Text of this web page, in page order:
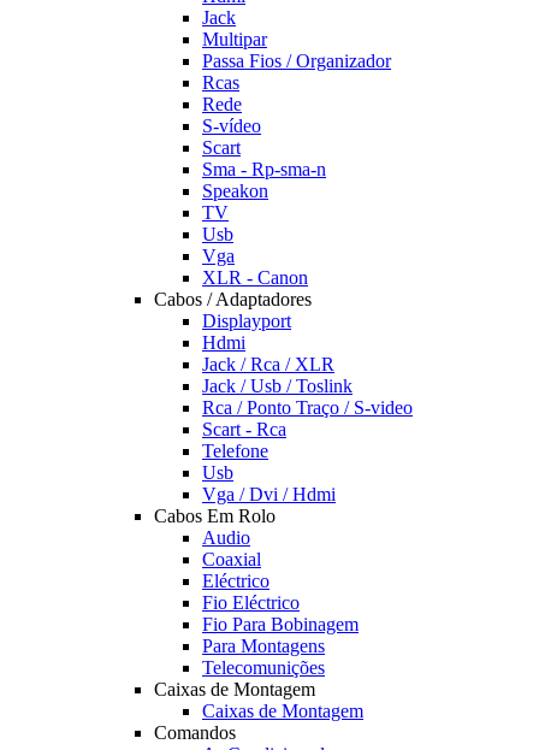
Jack
Multipar
Passa Fios / Organizador
Rcas
Rede
S-vídeo
Scart
Sma - Rp-sma-n
Speakon
TV
Usb
Vga
XLR - Canon
Cabos / Adaptadores
Displayport
Hdmi
Jack / Rca / XLR
Jack / Usb / Toslink
Rca / Ponto Traço / S-video
Scart - Rca
Telefone
Usb
Vga / Dvi / Hdmi
Cabos Em Rolo
Audio
Coaxial
Eléctrico
Fio Eléctrico
Fio Para Bobinagem
Para Montagens
Telecomunições
Caixas de Montagem
Caixas de Montagem
Comandos